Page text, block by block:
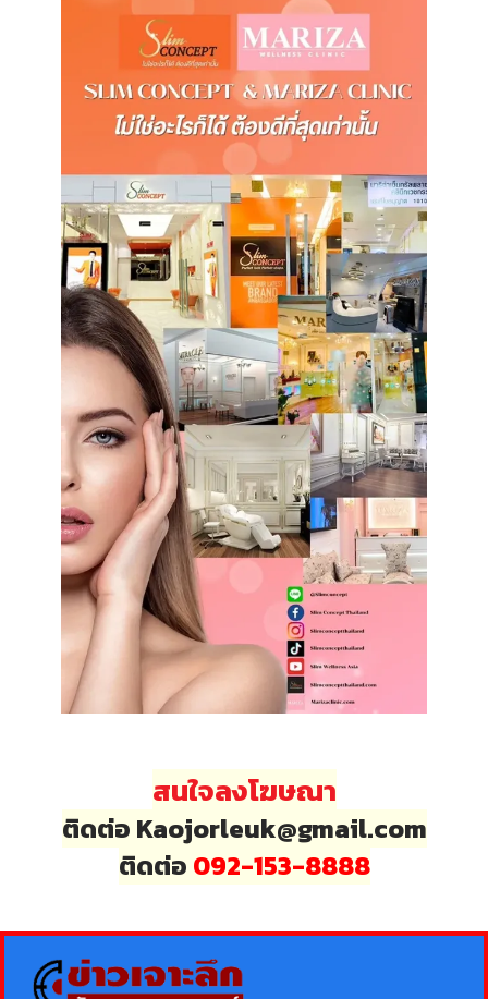
สนใจลงโฆษณา
ติดต่อ Kaojorleuk@gmail.com
ติดต่อ 092-153-8888